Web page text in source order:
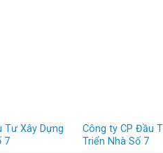
Công ty CP Đầu
Triển Nhà Số 7